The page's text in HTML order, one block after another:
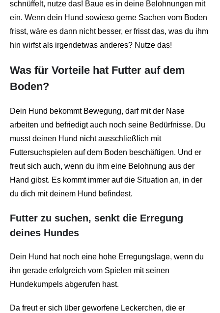
schnüffelt, nutze das! Baue es in deine Belohnungen mit
ein. Wenn dein Hund sowieso gerne Sachen vom Boden
frisst, wäre es dann nicht besser, er frisst das, was du ihm
hin wirfst als irgendetwas anderes? Nutze das!
Was für Vorteile hat Futter auf dem
Boden?
Dein Hund bekommt Bewegung, darf mit der Nase
arbeiten und befriedigt auch noch seine Bedürfnisse. Du
musst deinen Hund nicht ausschließlich mit
Futtersuchspielen auf dem Boden beschäftigen. Und er
freut sich auch, wenn du ihm eine Belohnung aus der
Hand gibst. Es kommt immer auf die Situation an, in der
du dich mit deinem Hund befindest.
Futter zu suchen, senkt die Erregung
deines Hundes
Dein Hund hat noch eine hohe Erregungslage, wenn du
ihn gerade erfolgreich vom Spielen mit seinen
Hundekumpels abgerufen hast.
Da freut er sich über geworfene Leckerchen, die er